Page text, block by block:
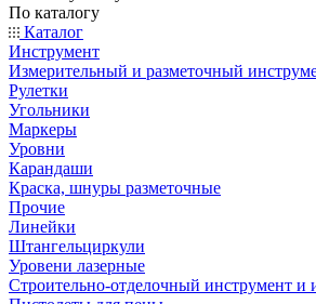
По каталогу
Каталог
Инструмент
Измерительный и разметочный
Рулетки
Угольники
Маркеры
Уровни
Карандаши
Краска, шнуры разметочные
Прочие
Линейки
Штангельциркули
Уровени лазерные
Строительно-отделочный инструмент и